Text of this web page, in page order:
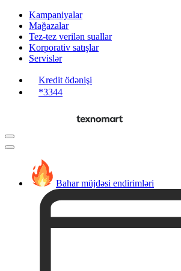
Kampaniyalar
Mağazalar
Tez-tez verilən suallar
Korporativ satışlar
Servislər
Kredit ödənişi
*3344
Bahar müjdəsi endirimləri